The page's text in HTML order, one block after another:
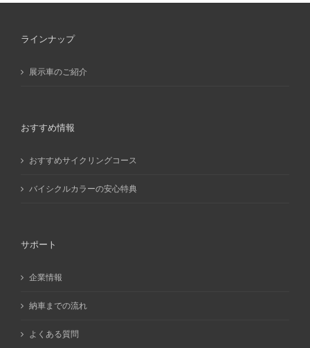
ラインナップ
展示車のご紹介
おすすめ情報
おすすめサイクリングコース
バイシクルカラーの安心特典
サポート
企業情報
納車までの流れ
よくある質問